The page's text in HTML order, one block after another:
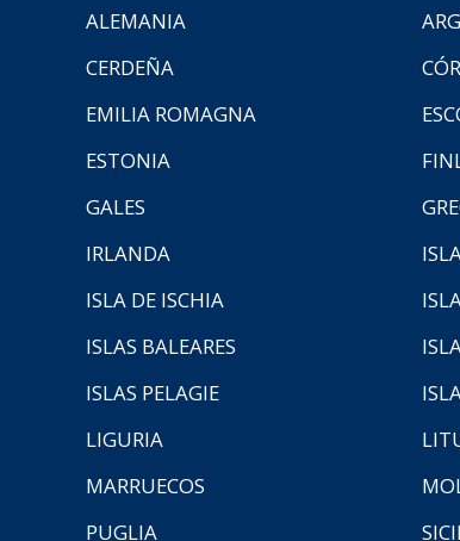
ALEMANIA
CERDEÑA
EMILIA ROMAGNA
ESTONIA
GALES
IRLANDA
ISLA DE ISCHIA
ISLAS BALEARES
ISLAS PELAGIE
LIGURIA
MARRUECOS
PUGLIA